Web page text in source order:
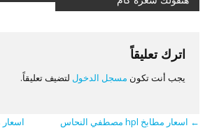
اترك تعليقاً
يجب أنت تكون مسجل الدخول لتضيف تعليقاً.
←
اسعار مطابخ hpl مصطفي النحاس